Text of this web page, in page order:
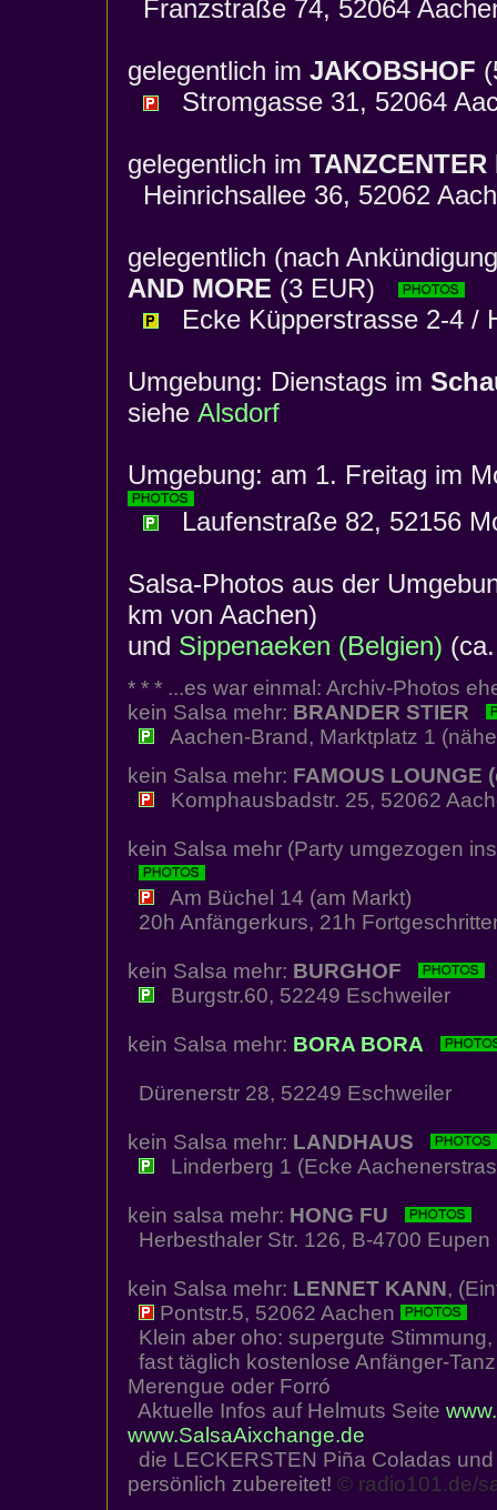
Franzstraße 74, 52064
gelegentlich im JAKOBSHOF
Stromgasse 31, 52064
gelegentlich im TANZCENTER
Heinrichsallee 36, 52062
gelegentlich (nach
AND MORE (3 EUR)
Ecke Küpperstrasse 2-4 /
Umgebung: Dienstags im
siehe Alsdorf
Umgebung: am 1. Freitag im
Laufenstraße 82, 52156
Salsa-Photos aus der
km von Aachen)
und Sippenaeken (Belgien)
* * * ...es war einmal: Archiv-Photos
kein Salsa mehr: BRANDER STIER
Aachen-Brand, Marktplatz 1
kein Salsa mehr: FAMOUS LOUNGE
Komphausbadstr. 25, 52062
kein Salsa mehr (Party umgezogen
Am Büchel 14 (am Markt)
20h Anfängerkurs, 21h
kein Salsa mehr: BURGHOF
Burgstr.60, 52249 Eschweiler
kein Salsa mehr: BORA BORA
Dürenerstr 28, 52249 Eschweiler
kein Salsa mehr: LANDHAUS
Linderberg 1 (Ecke
kein salsa mehr: HONG FU
Herbesthaler Str. 126, B-4700 Eupen
kein Salsa mehr: LENNET KANN,
Pontstr.5, 52062 Aachen
Klein aber oho: supergute
fast täglich kostenlose Anfänger-
Merengue oder Forró
Aktuelle Infos auf Helmuts Seite
www.SalsaAixchange.de
die LECKERSTEN Piña Coladas
persönlich zubereitet! © radio101.de/